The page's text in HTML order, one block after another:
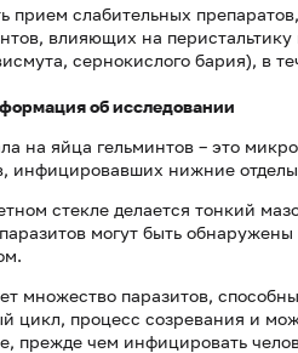
прием слабительных
влияющих на
сернокислого бария), в
об исследовании
на яйца гельминтов – это
инфицировавших нижние
стекле делается тонкий
могут быть
множество паразитов,
цикл, процесс созревания и
прежде чем инфицировать